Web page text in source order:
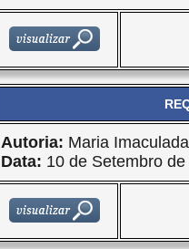
Autoria: Maria
Data: 10 de Setembro de